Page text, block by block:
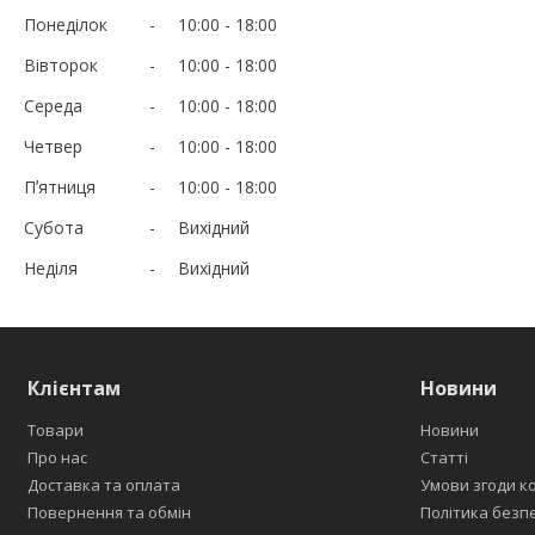
Понеділок 10:00
18:00
Вівторок
10:00
18:00
Середа
10:00
18:00
Четвер
10:00
18:00
Пʼятниця
10:00
18:00
Субота
Вихідний
Неділя
Вихідний
Клієнтам
Товари
Про нас
Доставка та оплата
Повернення та обмін
Новини
Новини
Статті
Умови згоди
Політика